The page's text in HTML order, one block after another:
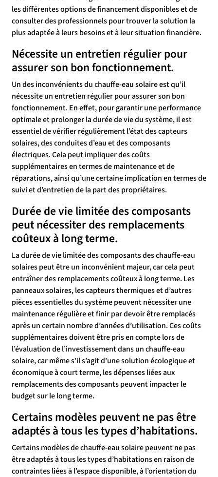
les différentes options de financement disponibles et de
consulter des professionnels pour trouver la solution la
plus adaptée à leurs besoins et à leur situation financière.
Nécessite un entretien régulier pour
assurer son bon fonctionnement.
Un des inconvénients du chauffe-eau solaire est qu’il
nécessite un entretien régulier pour assurer son bon
fonctionnement. En effet, pour garantir une performance
optimale et prolonger la durée de vie du système, il est
essentiel de vérifier régulièrement l’état des capteurs
solaires, des conduites d’eau et des composants
électriques. Cela peut impliquer des coûts
supplémentaires en termes de maintenance et de
réparations, ainsi qu’une certaine implication en termes de
suivi et d’entretien de la part des propriétaires.
Durée de vie limitée des composants
peut nécessiter des remplacements
coûteux à long terme.
La durée de vie limitée des composants des chauffe-eau
solaires peut être un inconvénient majeur, car cela peut
entraîner des remplacements coûteux à long terme. Les
panneaux solaires, les capteurs thermiques et d’autres
pièces essentielles du système peuvent nécessiter une
maintenance régulière et finir par devoir être remplacés
après un certain nombre d’années d’utilisation. Ces coûts
supplémentaires doivent être pris en compte lors de
l’évaluation de l’investissement dans un chauffe-eau
solaire, car même s’il s’agit d’une solution écologique et
économique à court terme, les dépenses liées aux
remplacements des composants peuvent impacter le
budget sur le long terme.
Certains modèles peuvent ne pas être
adaptés à tous les types d’habitations.
Certains modèles de chauffe-eau solaire peuvent ne pas
être adaptés à tous les types d’habitations en raison de
contraintes liées à l’espace disponible, à l’orientation du